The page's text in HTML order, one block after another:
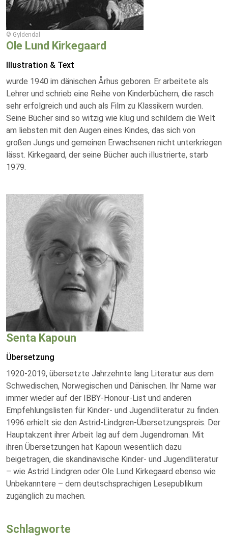
© Gyldendal
Ole Lund Kirkegaard
Illustration & Text
wurde 1940 im dänischen Århus geboren. Er arbeitete als
Lehrer und schrieb eine Reihe von Kinderbüchern, die rasch
sehr erfolgreich und auch als Film zu Klassikern wurden.
Seine Bücher sind so witzig wie klug und schildern die Welt
am liebsten mit den Augen eines Kindes, das sich von
großen Jungs und gemeinen Erwachsenen nicht unterkriegen
lässt. Kirkegaard, der seine Bücher auch illustrierte, starb
1979.
Senta Kapoun
Übersetzung
1920-2019, übersetzte Jahrzehnte lang Literatur aus dem
Schwedischen, Norwegischen und Dänischen. Ihr Name war
immer wieder auf der IBBY-Honour-List und anderen
Empfehlungslisten für Kinder- und Jugendliteratur zu finden.
1996 erhielt sie den Astrid-Lindgren-Übersetzungspreis. Der
Hauptakzent ihrer Arbeit lag auf dem Jugendroman. Mit
ihren Übersetzungen hat Kapoun wesentlich dazu
beigetragen, die skandinavische Kinder- und Jugendliteratur
– wie Astrid Lindgren oder Ole Lund Kirkegaard ebenso wie
Unbekanntere – dem deutschsprachigen Lesepublikum
zugänglich zu machen.
Schlagworte